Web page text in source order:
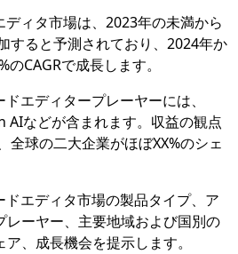
ィタ市場は、2023年の未満から
すると予測されており、2024年か
CAGRで成長します。
エディタープレーヤーには、
AIなどが含まれます。収益の観点
全球の二大企業がほぼXX%のシェ
ドエディタ市場の製品タイプ、ア
レーヤー、主要地域および国別の
、成長機会を提示します。